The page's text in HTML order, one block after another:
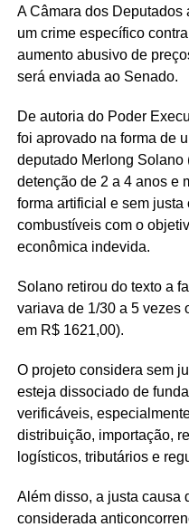
A Câmara dos Deputados
um crime específico
aumento abusivo de
será enviada ao Senado.
De autoria do Poder
foi aprovado na forma de
deputado Merlong Solano
detenção de 2 a 4 anos e
forma artificial e sem justa
combustíveis com o
econômica indevida.
Solano retirou do texto a
variava de 1/30 a 5 vezes
em R$ 1621,00).
O projeto considera sem
esteja dissociado de
verificáveis,
distribuição, importação,
logísticos, tributários e
Além disso, a justa causa
considerada